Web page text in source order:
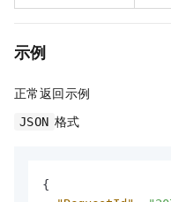
示例
正常返回示例
JSON 格式
{